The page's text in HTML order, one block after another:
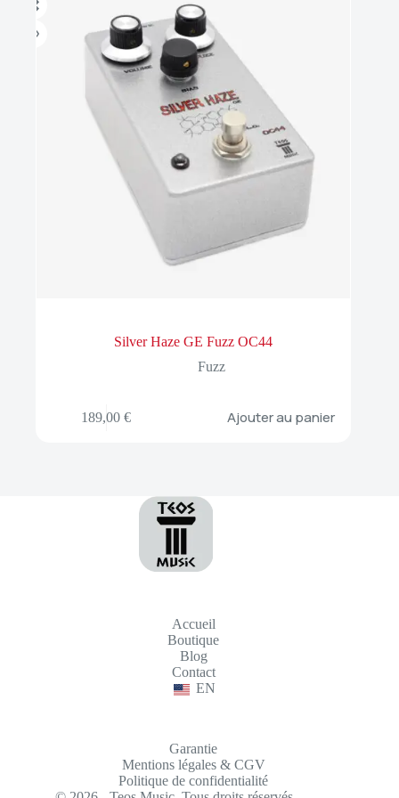
Silver Haze GE Fuzz OC44
Fuzz
189,00€ Ajouter au panier
Accueil
Boutique
Blog
Contact
EN
Garantie
Mentions légales & CGV
Politique de confidentialité